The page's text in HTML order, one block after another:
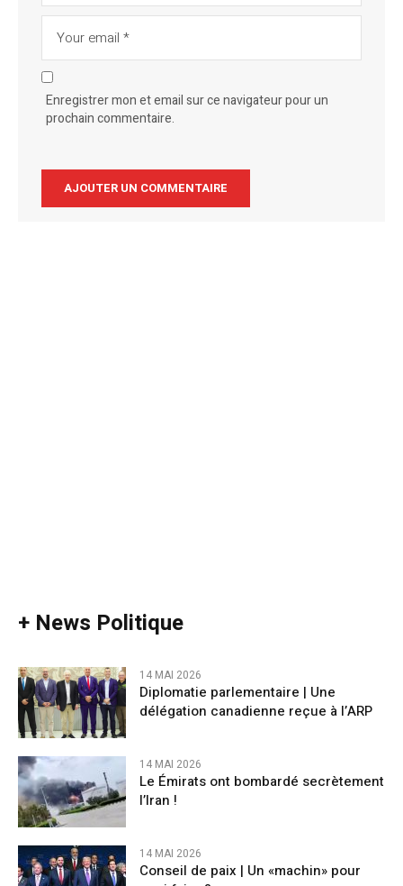
Enregistrer mon et email sur ce navigateur pour un
prochain commentaire.
+ News Politique
14 MAI 2026
Diplomatie parlementaire | Une
délégation canadienne reçue à l’ARP
14 MAI 2026
Le Émirats ont bombardé secrètement
l’Iran !
14 MAI 2026
Conseil de paix | Un «machin» pour